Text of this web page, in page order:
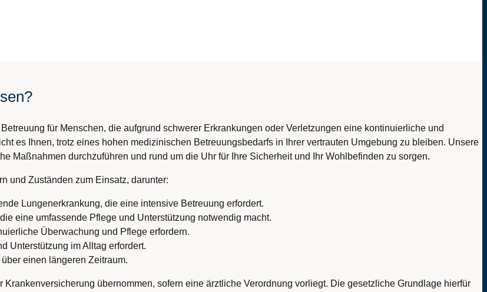
für Menschen, die aufgrund schwerer Erkrankungen oder Verletzungen eine kontinuierliche und
es Ihnen, trotz eines hohen medizinischen Betreuungsbedarfs in Ihrer vertrauten Umgebung zu bleiben. Unsere
Maßnahmen durchzuführen und rund um die Uhr für Ihre Sicherheit und Ihr Wohlbefinden zu sorgen.
und Zuständen zum Einsatz, darunter:
Lungenerkrankung, die eine intensive Betreuung erfordert.
eine umfassende Pflege und Unterstützung notwendig macht.
Überwachung und Pflege erfordern.
Unterstützung im Alltag erfordert.
einen längeren Zeitraum.
übernommen, sofern eine ärztliche Verordnung vorliegt. Die gesetzliche Grundlage hierfür